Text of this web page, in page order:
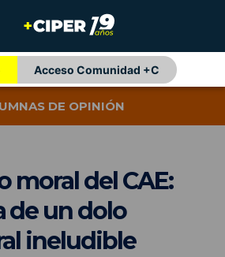
Acceso Comunidad +C
DE OPINIÓN
moral del CAE:
de un dolo
ineludible